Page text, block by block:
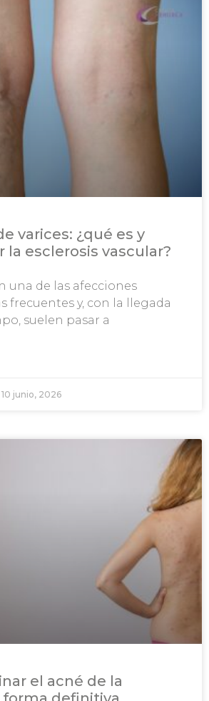
varices: ¿qué es y
la esclerosis vascular?
una de las afecciones
frecuentes y, con la llegada
suelen pasar a
10 junio, 2026
el acné de la